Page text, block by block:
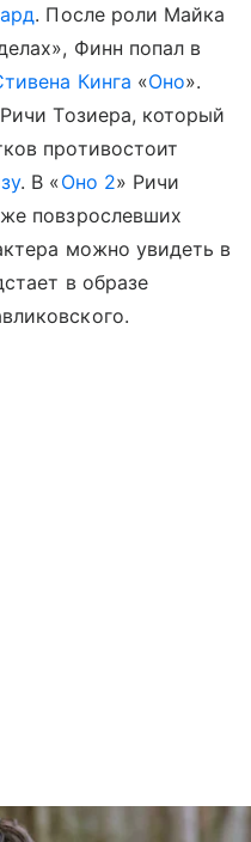
. После роли Майка
Финн попал в
Кинга «Оно».
Тозиера, который
противостоит
. В «Оно 2» Ричи
повзрослевших
можно увидеть в
в образе